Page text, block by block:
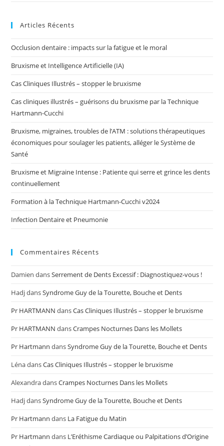
Articles Récents
Occlusion dentaire : impacts sur la fatigue et le moral
Bruxisme et Intelligence Artificielle (IA)
Cas Cliniques Illustrés – stopper le bruxisme
Cas cliniques illustrés – guérisons du bruxisme par la Technique
Hartmann-Cucchi
Bruxisme, migraines, troubles de l’ATM : solutions thérapeutiques
économiques pour soulager les patients, alléger le Système de
Santé
Bruxisme et Migraine Intense : Patiente qui serre et grince les dents
continuellement
Formation à la Technique Hartmann-Cucchi v2024
Infection Dentaire et Pneumonie
Commentaires Récents
Damien dansSerrement de Dents Excessif : Diagnostiquez-vous !
HadjdansSyndrome Guy de la Tourette, Bouche et Dents
Pr HARTMANN dansCas Cliniques Illustrés – stopper le bruxisme
Pr HARTMANN dansCrampes Nocturnes Dans les Mollets
Pr Hartmann dansSyndrome Guy de la Tourette, Bouche et Dents
LénadansCas Cliniques Illustrés – stopper le bruxisme
AlexandradansCrampes Nocturnes Dans les Mollets
HadjdansSyndrome Guy de la Tourette, Bouche et Dents
Pr Hartmann dans La Fatigue du Matin
Pr Hartmann dans L’Eréthisme Cardiaque ou Palpitations d’Origine